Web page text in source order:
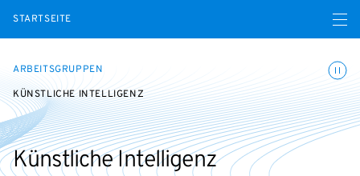
STARTSEITE Menü
ARBEITSGRUPPEN
KÜNSTLICHE INTELLIGENZ
Künstliche Intelligenz